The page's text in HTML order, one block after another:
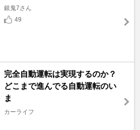
銀鬼7さん
49
完全自動運転は実現するのか？
どこまで進んでる自動運転のい
ま
カーライフ